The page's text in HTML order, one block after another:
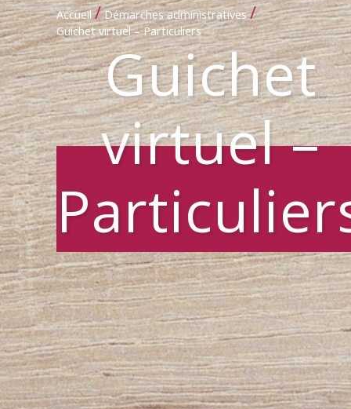
Accueil / Démarches administratives /
Guichet virtuel – Particuliers
Guichet
virtuel –